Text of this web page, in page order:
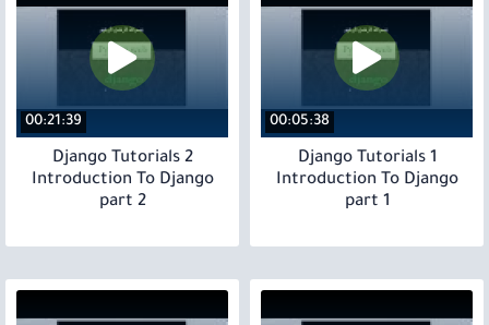
00:05:38
1 Django Tutorials
Introduction To Django
part 1
00:21:39
2 Django Tutorials
Introduction To Django
part 2